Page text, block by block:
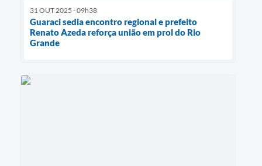
31 OUT 2025 - 09h38
Guaraci sedia encontro regional e prefeito
Renato Azeda reforça união em prol do Rio
Grande